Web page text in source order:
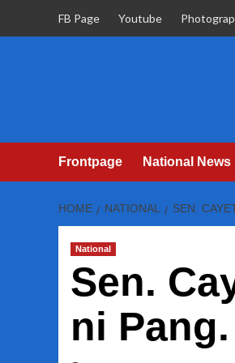
FB Page Youtube
Frontpage National News
HOME NATIONAL SEN.
National
Sen.
ni